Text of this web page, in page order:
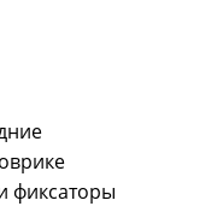
фиксаторы